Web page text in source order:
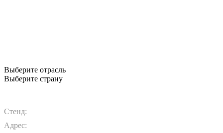
Выберите отрасль
Выберите страну
Стенд:
Адрес: